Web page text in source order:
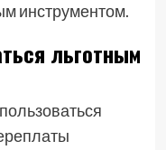
инструментом.
льготным